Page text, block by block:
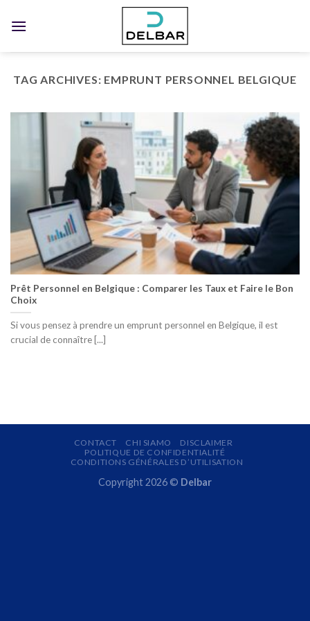
TAG ARCHIVES: EMPRUNT PERSONNEL BELGIQUE
Prêt Personnel en Belgique : Comparer les Taux et Faire le Bon
Choix
Si vous pensez à prendre un emprunt personnel en Belgique, il est
crucial de connaître [...]
CONTACT CHI SIAMO
DISCLAIMER
POLITIQUE DE CONFIDENTIALITÉ
CONDITIONS GÉNÉRALES D’UTILISATION
Copyright 2026 © Delbar